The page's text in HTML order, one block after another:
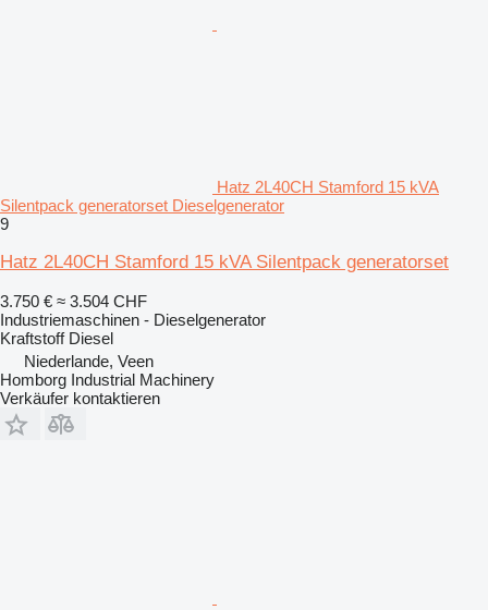
Hatz 2L40CH Stamford 15 kVA
Silentpack generatorset Dieselgenerator
9
Hatz 2L40CH Stamford 15 kVA Silentpack generatorset
3.750 € ≈ 3.504 CHF
Industriemaschinen - Dieselgenerator
Kraftstoff Diesel
Niederlande, Veen
Homborg Industrial Machinery
Verkäufer kontaktieren